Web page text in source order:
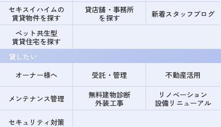
セキスイハイムの
賃貸物件を探す
貸店舗・事務所
を探す
新着スタッフブログ
ペット共生型
賃貸住宅を探す
貸したい
オーナー様へ
受託・管理 不動産活用
メンテナンス管理
無料建物診断
外装工事
リノベーション
設備リニューアル
セキュリティ対策